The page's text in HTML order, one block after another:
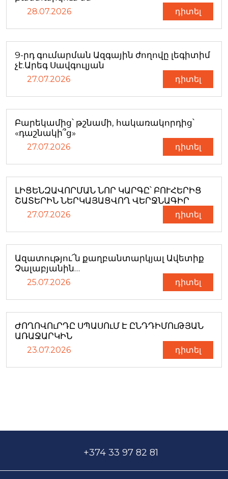
28.07.2026 դիտել
9-րդ գումարման Ազգային ժողովը լեգիտիմ
չէ.Արեգ Սավգուլյան
27.07.2026 դիտել
Բարեկամից՝ թշնամի, հակառակորդից՝
«դաշնակի՞ց»
27.07.2026 դիտել
ԼԻՑԵՆԶԱՎՈՐՄԱՆ ՆՈՐ ԿԱՐԳԸ՝ ԲՈՒՀԵՐԻՑ
ՇԱՏԵՐԻՆ ՆԵՐԿԱՅԱՑՎՈՂ ՎԵՐՋՆԱԳԻՐ
27.07.2026 դիտել
Ազատությու՜ն քաղբանտարկյալ Ավետիք
Չալաբյանին…
25.07.2026 դիտել
ԺՈՂՈՎՈւՐԴԸ ՍՊԱՍՈւՄ Է ԸՆԴԴԻՄՈւԹՅԱՆ
ԱՌԱՋԱՐԿԻՆ
23.07.2026 դիտել
+374 33 97 82 81